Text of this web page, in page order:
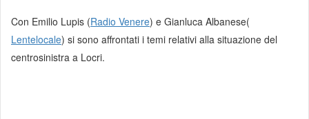
Con Emilio Lupis (Radio Venere) e Gianluca Albanese(
Lentelocale) si sono affrontati i temi relativi alla situazione del
centrosinistra a Locri.